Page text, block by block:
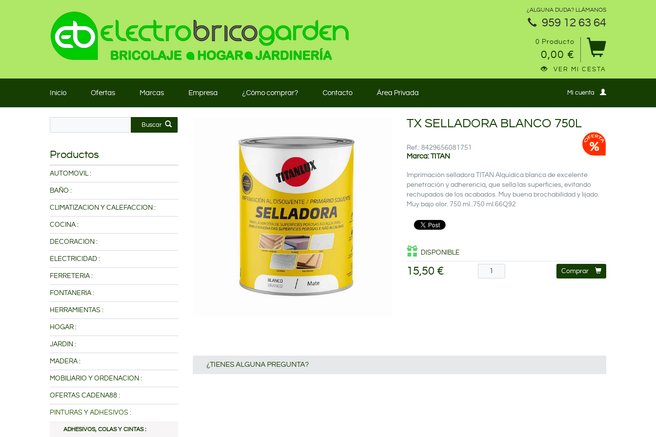
¿ALGUNA DUDA? LLÁMANOS
959 12 63 64
0 Producto
0,00 €
VER MI CESTA
Inicio Ofertas Marcas Empresa ¿Cómo comprar? Contacto Área Privada Mi cuenta
Buscar
Productos
AUTOMOVIL :
BAÑO :
CLIMATIZACION Y CALEFACCION :
COCINA :
DECORACION :
ELECTRICIDAD :
FERRETERIA :
FONTANERIA :
HERRAMIENTAS :
HOGAR :
JARDIN :
MADERA :
MOBILIARIO Y ORDENACION :
OFERTAS CADENA88 :
PINTURAS Y ADHESIVOS :
ADHESIVOS, COLAS Y CINTAS :
TX SELLADORA BLANCO 750L
Ref.: 8429656081751
Marca: TITAN
Imprimación selladora TITAN Alquídica blanca de excelente
penetración y adherencia, que sella las superficies, evitando
rechupados de los acabados. Muy buena brochabilidad y lijado.
Muy bajo olor. 750 ml..750 ml.66Q92
DISPONIBLE
15,50 € Comprar
¿TIENES ALGUNA PREGUNTA?